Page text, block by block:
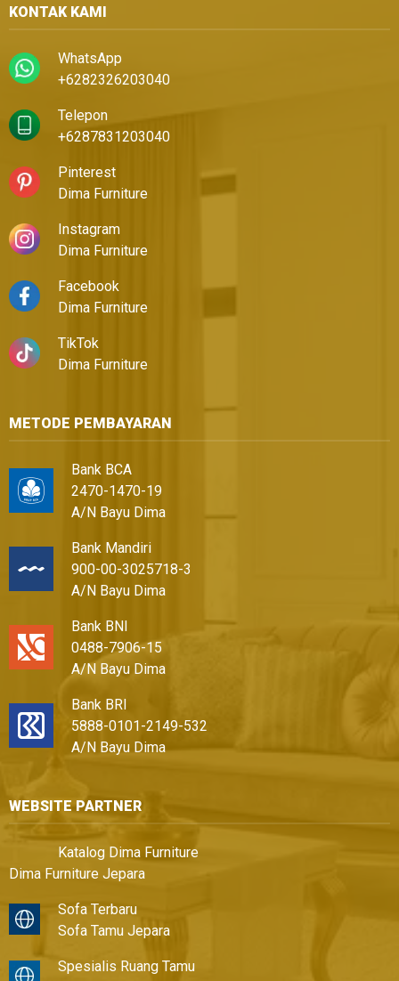
KONTAK KAMI
WhatsApp
+6282326203040
Telepon
+6287831203040
Pinterest
Dima Furniture
Instagram
Dima Furniture
Facebook
Dima Furniture
TikTok
Dima Furniture
METODE PEMBAYARAN
Bank BCA
2470-1470-19
A/N Bayu Dima
Bank Mandiri
900-00-3025718-3
A/N Bayu Dima
Bank BNI
0488-7906-15
A/N Bayu Dima
Bank BRI
5888-0101-2149-532
A/N Bayu Dima
WEBSITE PARTNER
Katalog Dima Furniture
Dima Furniture Jepara
Sofa Terbaru
Sofa Tamu Jepara
Spesialis Ruang Tamu